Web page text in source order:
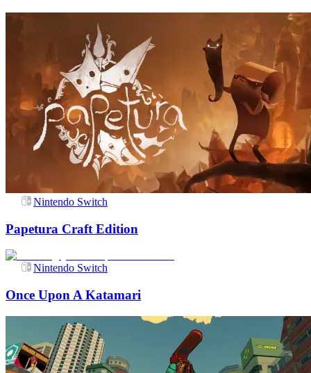
Nintendo Switch
Papetura Craft Edition
Nintendo Switch
Once Upon A Katamari